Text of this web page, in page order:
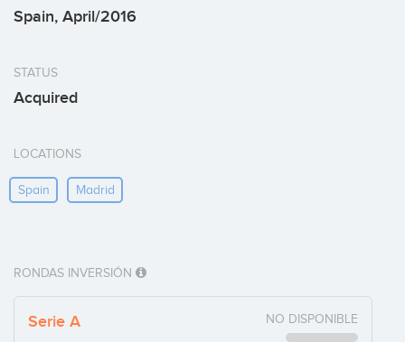
Spain, April/2016
STATUS
Acquired
LOCATIONS
Spain Madrid
RONDAS INVERSIÓN
Serie A NO DISPONIBLE